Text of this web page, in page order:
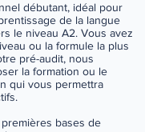
engagement
ou autre demande
débutant, idéal pour
de la langue
le niveau A2. Vous avez
ou la formule la plus
pré-audit, nous
la formation ou le
qui vous permettra
bases de